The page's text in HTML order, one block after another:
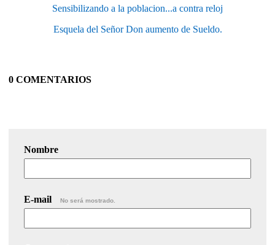
Sensibilizando a la poblacion...a contra reloj
Esquela del Señor Don aumento de Sueldo.
0 COMENTARIOS
Nombre
E-mail No será mostrado.